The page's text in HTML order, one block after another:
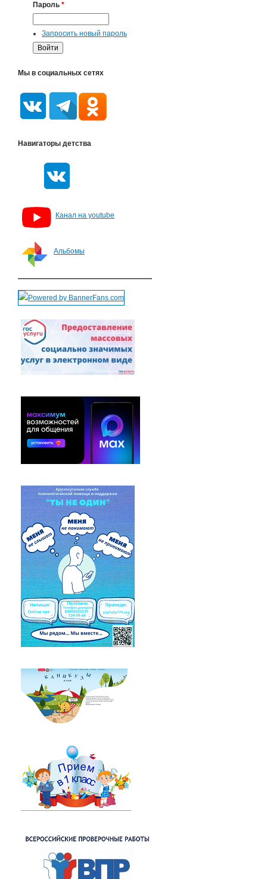
Пароль *
Запросить новый пароль
Мы в социальных сетях
Навигаторы детства
Канал на youtube
Альбомы